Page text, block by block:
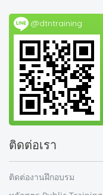
@dtntraining
ติดต่อเรา
ติดต่องานฝึกอบรม